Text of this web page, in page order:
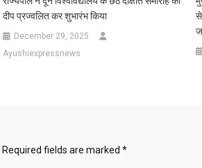
दीप प्रज्वलित कर शुभारंभ किया
December 29, 2025
Ayushiexpressnews
से
Required fields are marked *